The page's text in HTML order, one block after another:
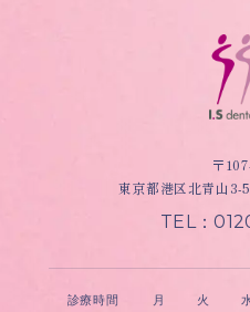
〒
東京都港区北青山3-
TEL：
診療時間 月 火